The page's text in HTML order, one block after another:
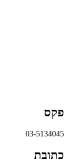
פקס
03-5134045
כתובת